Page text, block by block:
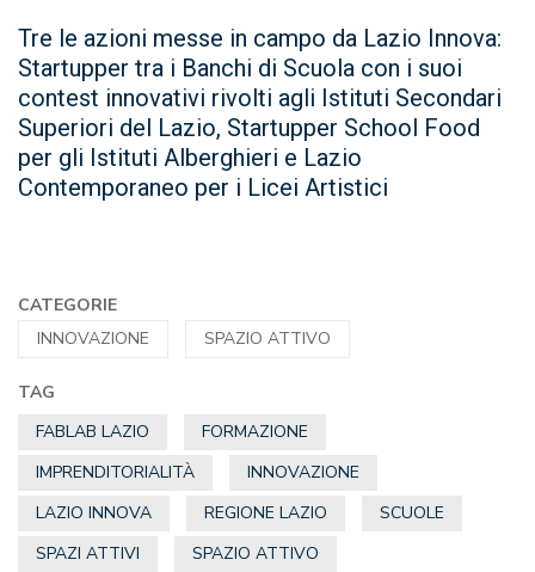
Tre le azioni messe in campo da Lazio Innova:
Startupper tra i Banchi di Scuola con i suoi
contest innovativi rivolti agli Istituti Secondari
Superiori del Lazio, Startupper School Food
per gli Istituti Alberghieri e Lazio
Contemporaneo per i Licei Artistici
CATEGORIE
INNOVAZIONE
SPAZIO ATTIVO
TAG
FABLAB LAZIO
FORMAZIONE
IMPRENDITORIALITÀ
INNOVAZIONE
LAZIO INNOVA
REGIONE LAZIO
SCUOLE
SPAZI ATTIVI
SPAZIO ATTIVO